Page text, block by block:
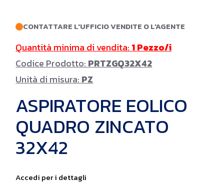
CONTATTARE L'UFFICIO VENDITE O L'AGENTE
Quantità minima di vendita: 1 Pezzo/i
Codice Prodotto: PRTZGQ32X42
Unità di misura: PZ
ASPIRATORE EOLICO
QUADRO ZINCATO
32X42
Accedi per i dettagli